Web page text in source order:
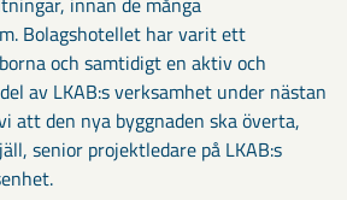
Bolagshotellet har varit ett
och samtidigt en aktiv och
av LKAB:s verksamhet under nästan
att den nya byggnaden ska överta,
senior projektledare på LKAB:s